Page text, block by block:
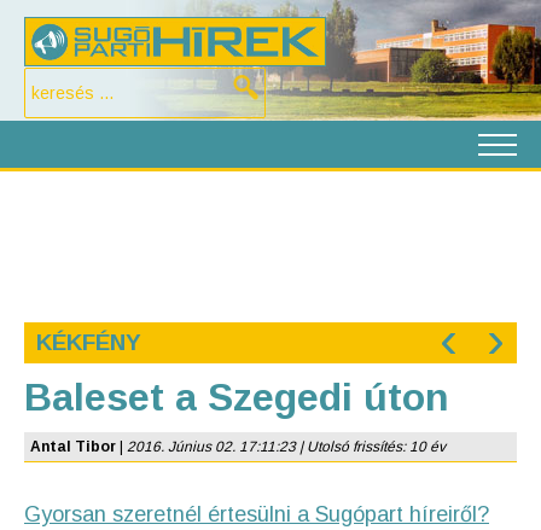
KÉKFÉNY ‹ ›
Baleset a Szegedi úton
Antal Tibor 2016. Június 02. 17:11:23 | Utolsó frissítés: 10 év
Gyorsan szeretnél értesülni a Sugópart híreiről?